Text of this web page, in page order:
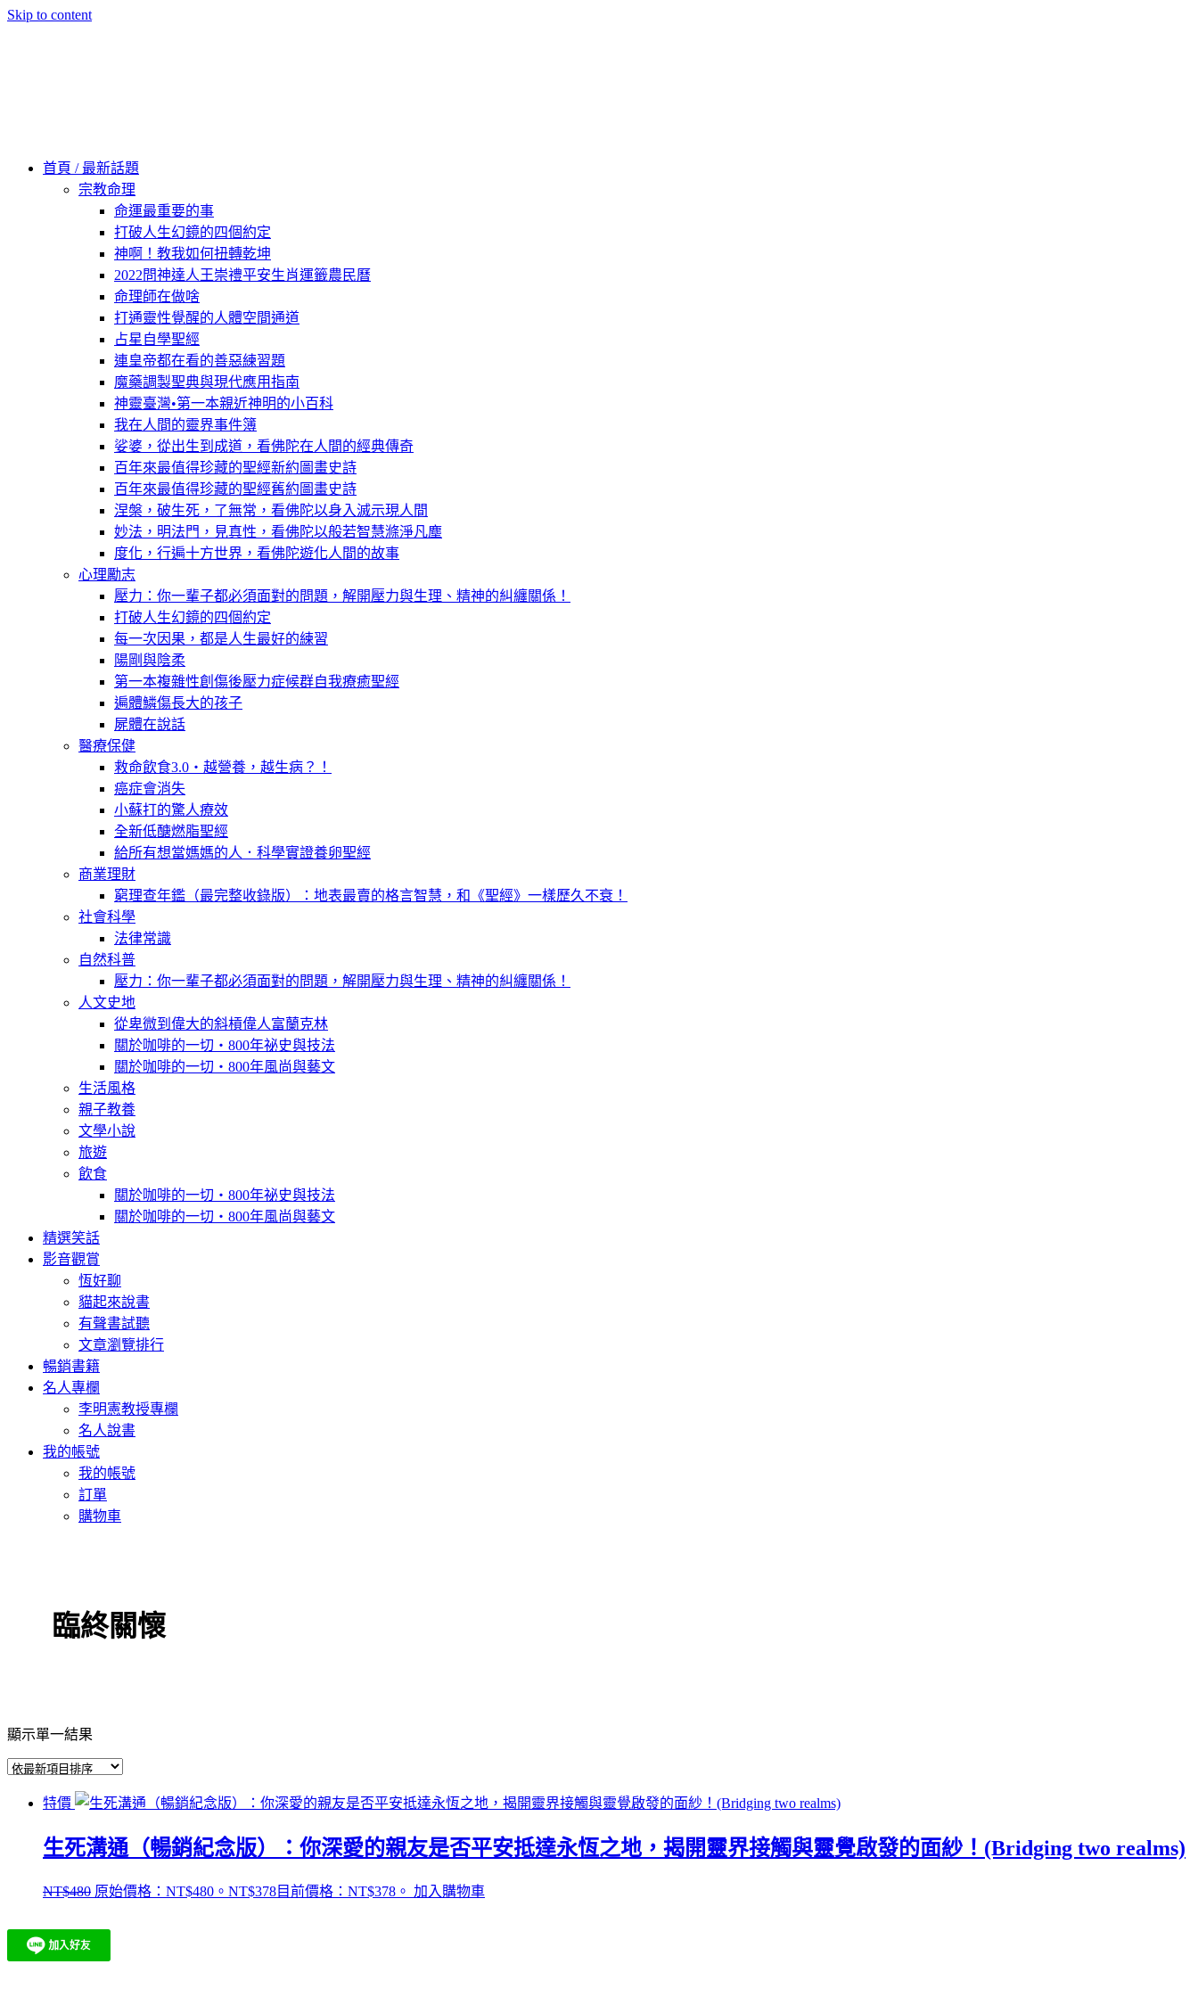
Skip to content
首頁 / 最新話題
宗教命理
命運最重要的事
打破人生幻鏡的四個約定
神啊！教我如何扭轉乾坤
2022問神達人王崇禮平安生肖運籤農民曆
命理師在做啥
打通靈性覺醒的人體空間通道
占星自學聖經
連皇帝都在看的善惡練習題
魔藥調製聖典與現代應用指南
神靈臺灣•第一本親近神明的小百科
我在人間的靈界事件簿
娑婆，從出生到成道，看佛陀在人間的經典傳奇
百年來最值得珍藏的聖經新約圖畫史詩
百年來最值得珍藏的聖經舊約圖畫史詩
涅槃，破生死，了無常，看佛陀以身入滅示現人間
妙法，明法門，見真性，看佛陀以般若智慧滌淨凡塵
度化，行遍十方世界，看佛陀遊化人間的故事
心理勵志
壓力：你一輩子都必須面對的問題，解開壓力與生理、精神的糾纏關係！
打破人生幻鏡的四個約定
每一次因果，都是人生最好的練習
陽剛與陰柔
第一本複雜性創傷後壓力症候群自我療癒聖經
遍體鱗傷長大的孩子
屍體在說話
醫療保健
救命飲食3.0‧越營養，越生病？！
癌症會消失
小蘇打的驚人療效
全新低醣燃脂聖經
給所有想當媽媽的人．科學實證養卵聖經
商業理財
窮理查年鑑（最完整收錄版）：地表最賣的格言智慧，和《聖經》一樣歷久不衰！
社會科學
法律常識
自然科普
壓力：你一輩子都必須面對的問題，解開壓力與生理、精神的糾纏關係！
人文史地
從卑微到偉大的斜槓偉人富蘭克林
關於咖啡的一切‧800年祕史與技法
關於咖啡的一切‧800年風尚與藝文
生活風格
親子教養
文學小說
旅遊
飲食
關於咖啡的一切‧800年祕史與技法
關於咖啡的一切‧800年風尚與藝文
精選笑話
影音觀賞
恆好聊
貓起來說書
有聲書試聽
文章瀏覽排行
暢銷書籍
名人專欄
李明憲教授專欄
名人說書
我的帳號
我的帳號
訂單
購物車
臨終關懷
顯示單一結果
特價
生死溝通（暢銷紀念版）：你深愛的親友是否平安抵達永恆之地，揭開靈界接觸與靈覺啟發的面紗！(Bridging two realms)
NT$480 原始價格：NT$480。 NT$378目前價格：NT$378。 加入購物車